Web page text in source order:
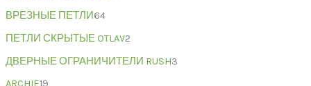
ВРЕЗНЫЕ ПЕТЛИ64
ПЕТЛИ СКРЫТЫЕ OTLAV2
ДВЕРНЫЕ ОГРАНИЧИТЕЛИ RUSH3